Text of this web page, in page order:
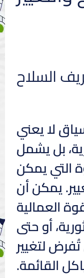
السلاح
لا يعني
بل يشمل
التي يمكن
يمكن أن
العمالية
أو حتى
تُفرض لتغيير
القائمة.